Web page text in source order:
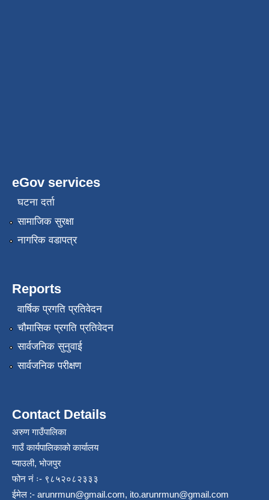
eGov services
घटना दर्ता
सामाजिक सुरक्षा
नागरिक वडापत्र
Reports
वार्षिक प्रगति प्रतिवेदन
चौमासिक प्रगति प्रतिवेदन
सार्वजनिक सुनुवाई
सार्वजनिक परीक्षण
Contact Details
अरुण गाउँपालिका
गाउँ कार्यपालिकाको कार्यालय
प्याउली, भोजपुर
फोन नं ः- ९८५२०८२३३३
ईमेल :- arunrmun@gmail.com, ito.arunrmun@gmail.com